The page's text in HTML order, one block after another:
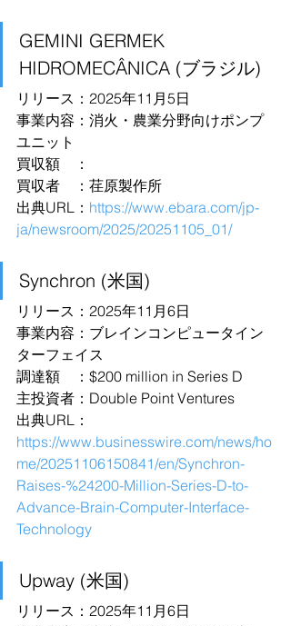
GEMINI GERMEK
HIDROMECÂNICA (ブラジル)
リリース：2025年11月5日
事業内容：消火・農業分野向けポンプ
ユニット
買収額　：
買収者　：荏原製作所
出典URL： https://www.ebara.com/jp-
ja/newsroom/2025/20251105_01/
Synchron (米国)
リリース：2025年11月6日
事業内容：ブレインコンピュータイン
ターフェイス
調達額　：$200 million in Series D
主投資者：Double Point Ventures
出典URL：
https://www.businesswire.com/news/ho
me/20251106150841/en/Synchron-
Raises-%24200-Million-Series-D-to-
Advance-Brain-Computer-Interface-
Technology
Upway (米国)
リリース：2025年11月6日